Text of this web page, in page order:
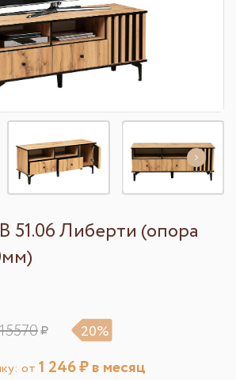
51.06 Либерти (опора
15570 20%
от 1 246₽ в месяц